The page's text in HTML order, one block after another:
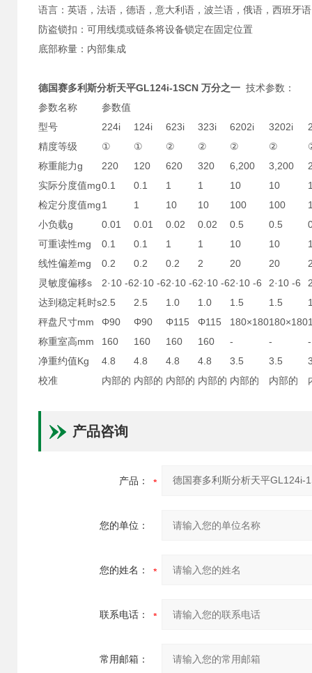
语言：英语，法语，德语，意大利语，波兰语，俄语，西班牙语
防盗锁扣：可用线缆或链条将设备锁定在固定位置
底部称量：内部集成
德国赛多利斯分析天平GL124i-1SCN 万分之一 技术参数：
参数名称
参数值
型号
224i 124i 623i 323i 6202i 3202i
精度等级
① ① ② ② ② ②
称重能力g
220 120 620 320 6,200 3,200
实际分度值mg0.1 0.1 1 1 10 10
检定分度值mg1 1 10 10 100 100
小负载g
0.01 0.01 0.02 0.02 0.5 0.5
可重读性mg
0.1 0.1 1 1 10 10
线性偏差mg
0.2 0.2 0.2 2 20 20
灵敏度偏移s
2·10 -62·10 -62·10 -62·10 -62·10 -6 2·10 -6
达到稳定耗时s2.5 2.5 1.0 1.0 1.5 1.5
秤盘尺寸mm
Φ90 Φ90 Φ115 Φ115 180×180180×180
称重室高mm
160 160 160 160 - -
-
净重约值Kg
4.8 4.8 4.8 4.8 3.5 3.5
校准
内部的 内部的 内部的 内部的 内部的 内部的
产品咨询
产品：
您的单位：
您的姓名：
联系电话：
常用邮箱：